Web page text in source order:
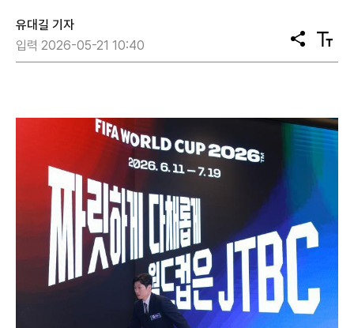
유대길 기자
입력 2026-05-21 10:40
공
유
텍
스